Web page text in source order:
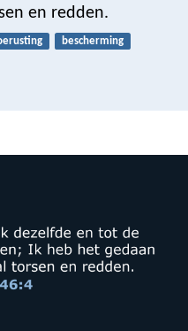
en redden.
bescherming